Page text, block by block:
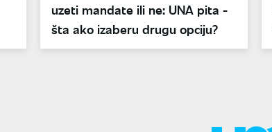
uzeti mandate ili ne: UNA pita -
šta ako izaberu drugu opciju?